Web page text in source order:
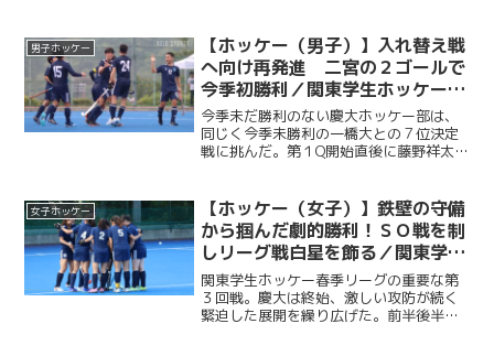
長瀬莉奈（法４・共立女子）がPCから追
加点を奪う。さらに...
男子ホッケー
【ホッケー（男子）】入れ替え戦
へ向け再発進 二宮の２ゴールで
今季初勝利／関東学生ホッケー春
季リーグ７位決定戦 VS一橋大
今季未だ勝利のない慶大ホッケー部は、
同じく今季未勝利の一橋大との７位決定
戦に挑んだ。第１Q開始直後に藤野祥太郎
應）がPCからゴールを決め、わずか１５
分で２－０とする。...
女子ホッケー
【ホッケー（女子）】鉄壁の守備
から掴んだ劇的勝利！ＳＯ戦を制
しリーグ戦白星を飾る／関東学生
ホッケー春季リーグ第３回戦vs学
習院大
関東学生ホッケー春季リーグの重要な第
３回戦。慶大は終始、激しい攻防が続く
緊迫した展開を繰り広げた。前半後半合